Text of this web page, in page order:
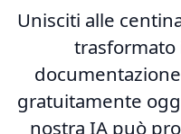
Unisciti alle
trasformato
gratuitamente
nostra IA può